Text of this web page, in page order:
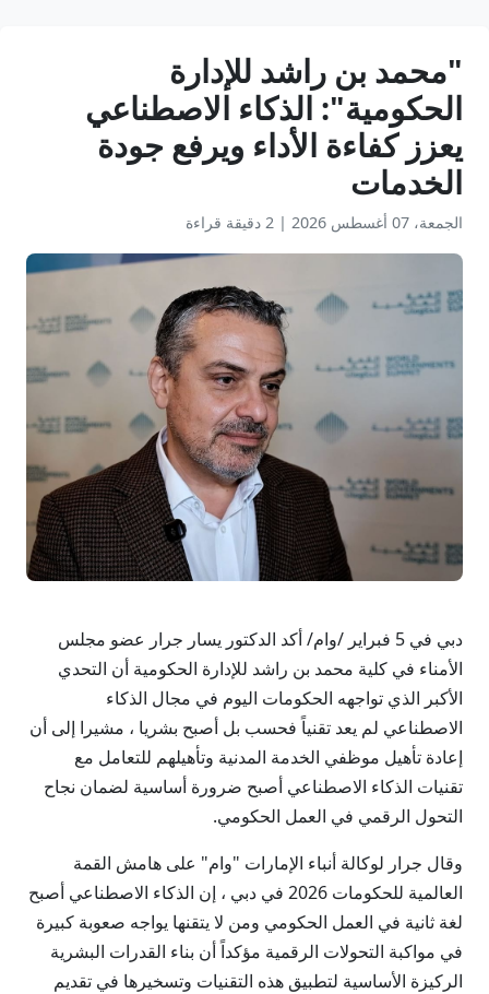
"محمد بن راشد للإدارة
الحكومية": الذكاء الاصطناعي
يعزز كفاءة الأداء ويرفع جودة
الخدمات
الجمعة، 07 أغسطس 2026 | 2 دقيقة قراءة
دبي في 5 فبراير /وام/ أكد الدكتور يسار جرار عضو مجلس
الأمناء في كلية محمد بن راشد للإدارة الحكومية أن التحدي
الأكبر الذي تواجهه الحكومات اليوم في مجال الذكاء
الاصطناعي لم يعد تقنياً فحسب بل أصبح بشريا ، مشيرا إلى أن
إعادة تأهيل موظفي الخدمة المدنية وتأهيلهم للتعامل مع
تقنيات الذكاء الاصطناعي أصبح ضرورة أساسية لضمان نجاح
التحول الرقمي في العمل الحكومي.
وقال جرار لوكالة أنباء الإمارات "وام" على هامش القمة
العالمية للحكومات 2026 في دبي ، إن الذكاء الاصطناعي أصبح
لغة ثانية في العمل الحكومي ومن لا يتقنها يواجه صعوبة كبيرة
في مواكبة التحولات الرقمية مؤكداً أن بناء القدرات البشرية
الركيزة الأساسية لتطبيق هذه التقنيات وتسخيرها في تقديم